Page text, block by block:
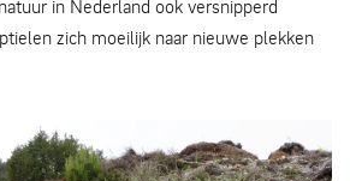
in Nederland ook versnipperd
zich moeilijk naar nieuwe plekken